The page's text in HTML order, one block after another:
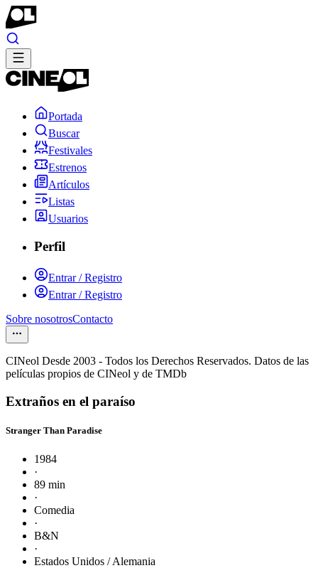
Portada
Buscar
Festivales
Estrenos
Artículos
Listas
Usuarios
Perfil
Entrar / Registro
Entrar / Registro
Sobre nosotrosContacto
CINeol Desde 2003 - Todos los Derechos Reservados. Datos de las
películas propios de CINeol y de TMDb
Extraños en el paraíso
Stranger Than Paradise
1984
·
89 min
·
Comedia
·
B&N
·
Estados Unidos / Alemania